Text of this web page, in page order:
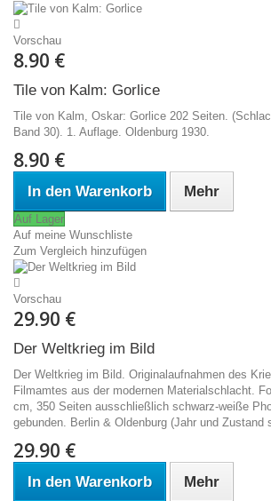
Vorschau
8.90 €
Tile von Kalm: Gorlice
Tile von Kalm, Oskar: Gorlice 202 Seiten.
Band 30). 1. Auflage. Oldenburg 1930.
8.90 €
In den Warenkorb Mehr
Auf Lager
Auf meine Wunschliste
Zum Vergleich hinzufügen
Vorschau
29.90 €
Der Weltkrieg im Bild
Der Weltkrieg im Bild. Originalaufnahmen des
Filmamtes aus der modernen Materialschlacht.
cm, 350 Seiten ausschließlich schwarz-weiße
gebunden. Berlin & Oldenburg (Jahr und Zustand
29.90 €
In den Warenkorb Mehr